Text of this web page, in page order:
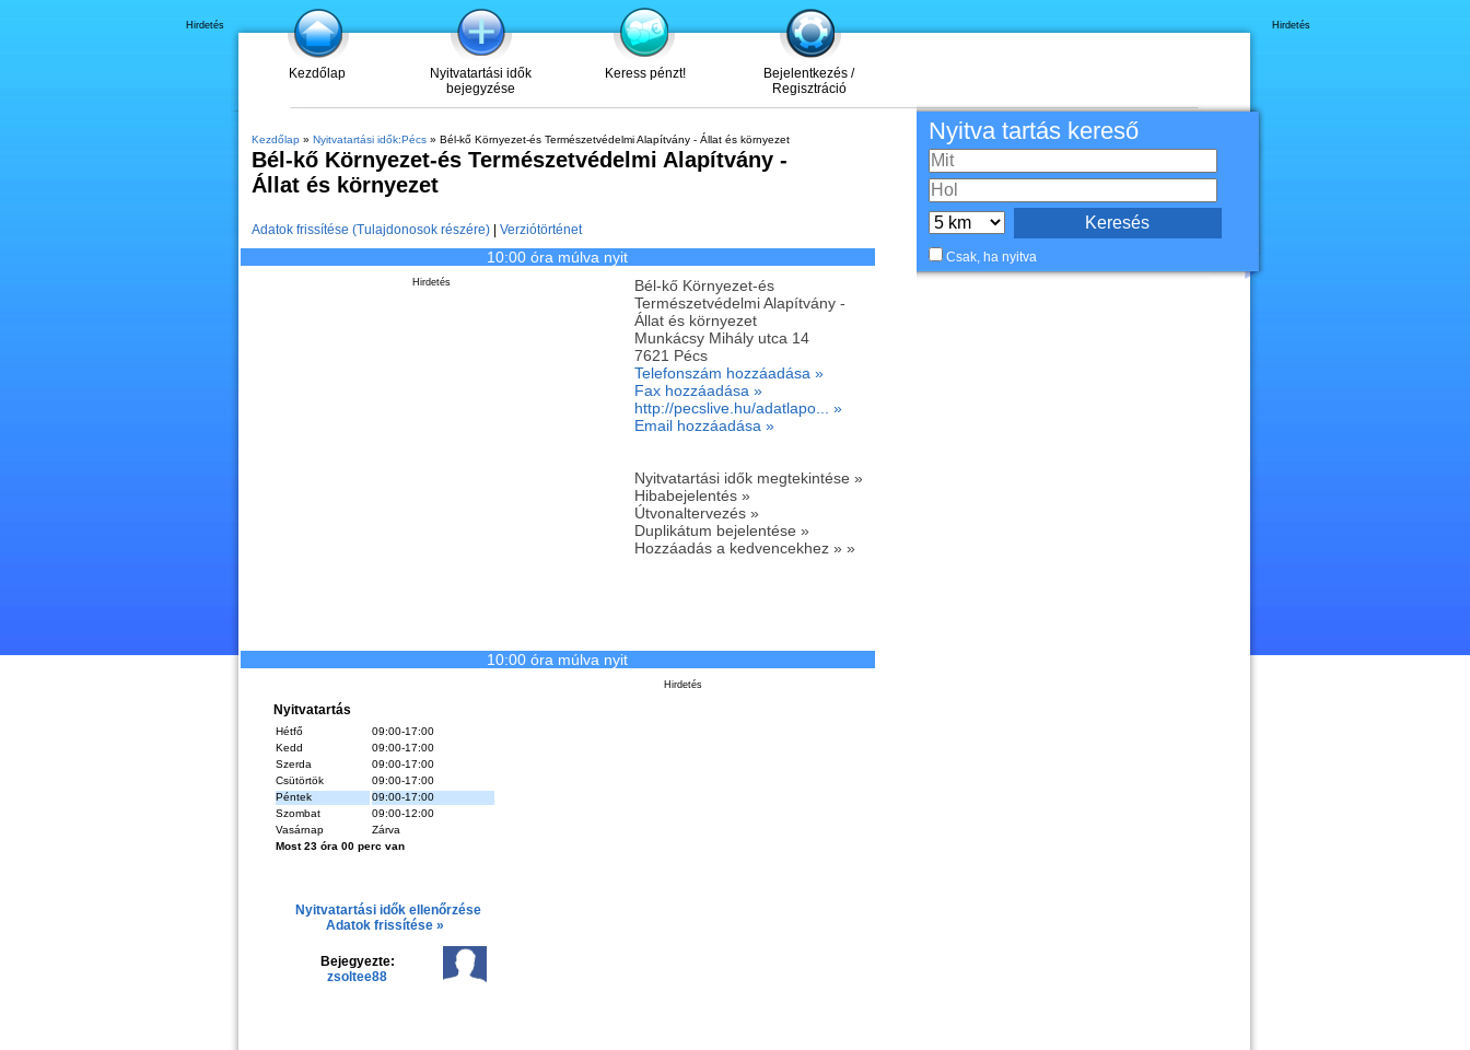
Kezdőlap
Nyitvatartási idők
bejegyzése
Keress pénzt!
Bejelentkezés /
Regisztráció
Hirdetés
Kezdőlap» Nyitvatartási idők:Pécs» Bél-kő Környezet-és Természetvédelmi Alapítvány - Állat és környezet
Bél-kő Környezet-és Természetvédelmi Alapítvány -
Állat és környezet
Adatok frissítése (Tulajdonosok részére)| Verziótörténet
10:00 óra múlva nyit
Bél-kő Környezet-és
Természetvédelmi Alapítvány -
Állat és környezet
Munkácsy Mihály utca 14
7621 Pécs
Telefonszám hozzáadása »
Fax hozzáadása »
http://pecslive.hu/adatlapo... »
Email hozzáadása »
Nyitvatartási idők megtekintése »
Hibabejelentés »
Útvonaltervezés »
Duplikátum bejelentése »
Hozzáadás a kedvencekhez » »
Hirdetés
10:00 óra múlva nyit
Hirdetés
Nyitvatartás
Hétfő
09:00-17:00
Kedd
09:00-17:00
Szerda
09:00-17:00
Csütörtök
09:00-17:00
Péntek
09:00-17:00
Szombat
09:00-12:00
Vasárnap
Zárva
Most 23 óra 00 perc van
Nyitvatartási idők ellenőrzése
Adatok frissítése »
Bejegyezte:
zsoltee88
Hirdetés
Nyitva tartás kereső
Csak, ha nyitva